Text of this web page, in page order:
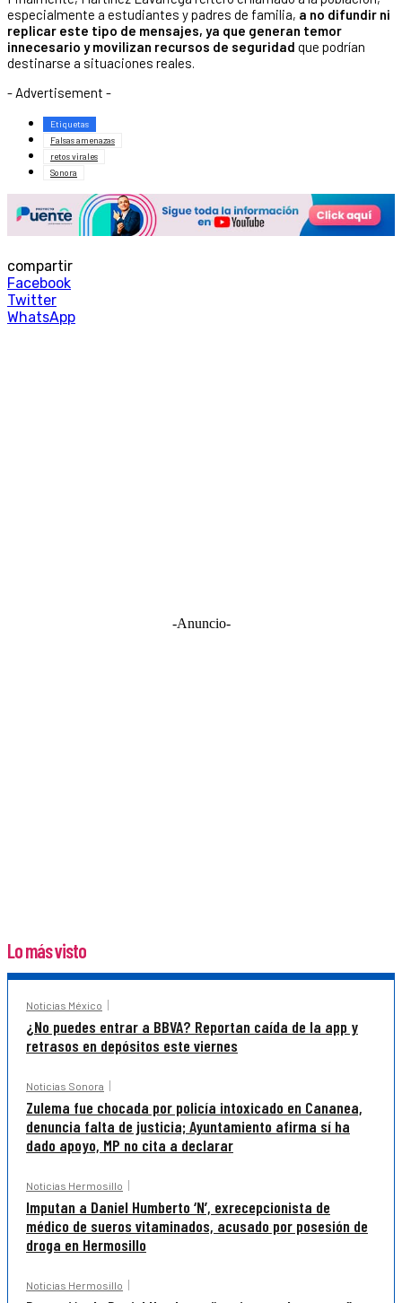
especialmente a estudiantes y padres de familia, a no difundir ni
replicar este tipo de mensajes, ya que generan temor
innecesario y movilizan recursos de seguridad que podrían
destinarse a situaciones reales.
- Advertisement -
Etiquetas
Falsas amenazas
retos virales
Sonora
compartir
Facebook
Twitter
WhatsApp
-Anuncio-
Lo más visto
Noticias México
¿No puedes entrar a BBVA? Reportan caída de la app y
retrasos en depósitos este viernes
Noticias Sonora
Zulema fue chocada por policía intoxicado en Cananea,
denuncia falta de justicia; Ayuntamiento afirma sí ha
dado apoyo, MP no cita a declarar
Noticias Hermosillo
Imputan a Daniel Humberto ‘N’, exrecepcionista de
médico de sueros vitaminados, acusado por posesión de
droga en Hermosillo
Noticias Hermosillo